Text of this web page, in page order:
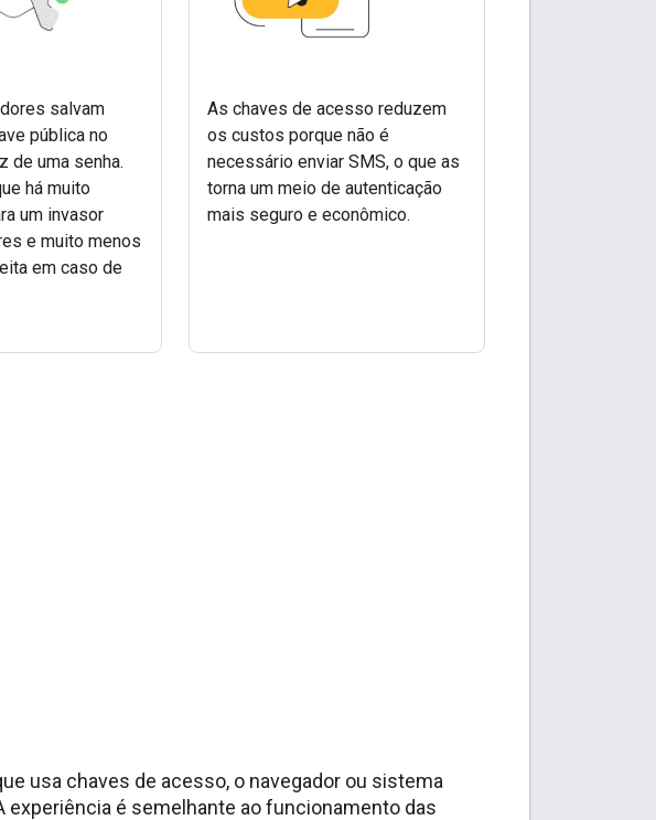
salvam
pública no
de uma senha.
há muito
um invasor
e muito menos
em caso de
As chaves de acesso reduzem
os custos porque não é
necessário enviar SMS, o que as
torna um meio de autenticação
mais seguro e econômico.
usa chaves de acesso, o navegador ou sistema
experiência é semelhante ao funcionamento das